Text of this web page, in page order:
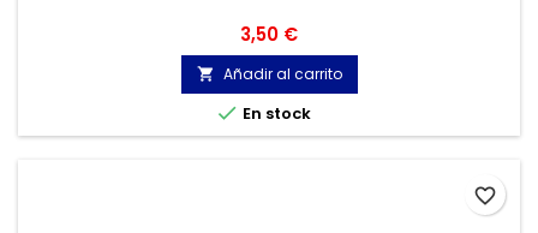
Precio
3,50 €
 Añadir al carrito
 En stock
favorite_border